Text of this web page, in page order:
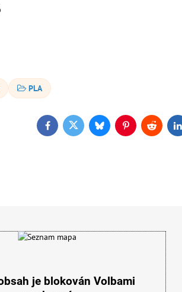
PLA
FacebookTwitterBlueskyPinterestReddit
je blokován Volbami